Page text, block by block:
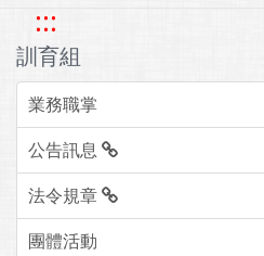
:::
訓育組
業務職掌
公告訊息
法令規章
團體活動